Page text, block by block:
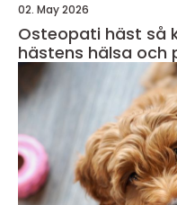
02. May 2026
Osteopati häst så kan behandling stärka
hästens hälsa och